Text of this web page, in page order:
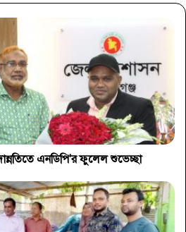
এনডিপি'র ফুলেল শুভেচ্ছা